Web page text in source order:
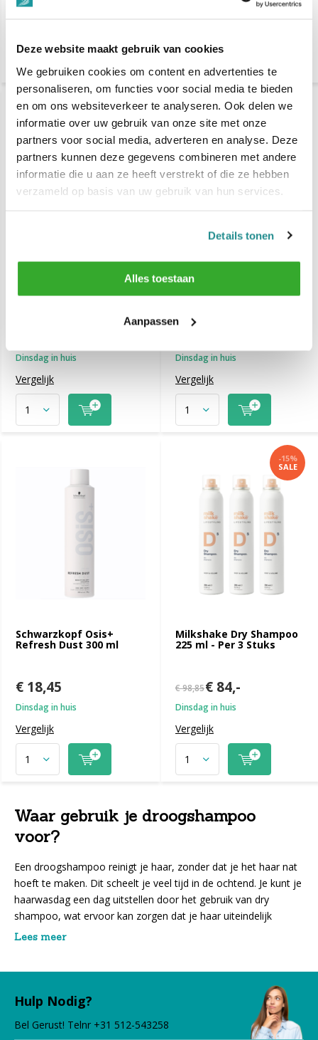
Deze website maakt gebruik van cookies
We gebruiken cookies om content en advertenties te
personaliseren, om functies voor social media te bieden
en om ons websiteverkeer te analyseren. Ook delen we
informatie over uw gebruik van onze site met onze
partners voor social media, adverteren en analyse. Deze
partners kunnen deze gegevens combineren met andere
informatie die u aan ze heeft verstrekt of die ze hebben
verzameld op basis van uw gebruik van hun services.
Details tonen
Alles toestaan
Aanpassen
Dinsdag in huis
DCM Perfect Moisture
Dry Shampoo 200 ml
-23%
SALE
Dinsdag in huis
Vergelijk
Goldwell Dualsenses
Ultra Volume Bodifying
-20%
Dinsdag in huis
Vergelijk
Schwarzkopf Osis+
Refresh Dust 300 ml
€ 18,45
Dinsdag in huis
Vergelijk
Milkshake Dry Shampoo
225 ml - Per 3 Stuks
-15%
SALE
€ 98,85€ 84,-
Dinsdag in huis
Vergelijk
Waar gebruik je droogshampoo
voor?
Een droogshampoo reinigt je haar, zonder dat je het haar nat
hoeft te maken. Dit scheelt je veel tijd in de ochtend. Je kunt je
haarwasdag een dag uitstellen door het gebruik van dry
shampoo, wat ervoor kan zorgen dat je haar uiteindelijk
minder vaak gewassen hoeft te worden.
gezuiverd en geeft het een frisse geur. Het natuurlijke haarvet
wordt opgenomen door de spray, waardoor het er schoon
uitziet. Verder zorgt dit product ook vaak voor extra volume.
Wat ideaal is wanneer je wat futloos haar hebt.
Lees meer
Hulp Nodig?
Bel Gerust! Telnr +31 512-543258